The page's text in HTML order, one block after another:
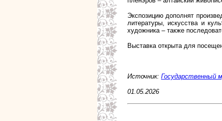
Экспозицию дополнят
литературы, искусства и
художника – также
Выставка открыта для
Источник: Государственный
01.05.2026